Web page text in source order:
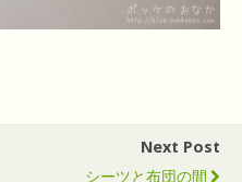
Next Post
シーツと布団の間